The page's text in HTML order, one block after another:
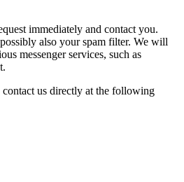
immediately and contact you.
also your spam filter. We will
messenger services, such as
contact us directly at the following